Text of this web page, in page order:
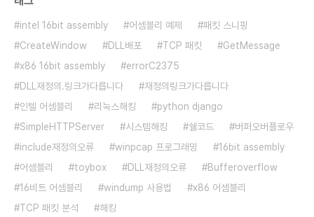
intel 16bit assembly 어셈블리 예제
패킷 스니핑
CreateWindow
DLL배포 TCP 패킷
GetMessage
x86 16bit assembly
errorC2375
DLL재정의.링크가다릅니다
재정의링크가다릅니다
인텔 어셈블리
리눅스해킹
python django
SimpleHTTPServer
시스템해킹 쉘코드
버퍼오버플로우
include재정의오류
winpcap 프로그래밍
16bit assembly
어셈블리
toybox DLL재정의오류
Bufferoverflow
16비트 어셈블리
windump 사용법
x86 어셈블리
TCP 패킷 분석
해킹